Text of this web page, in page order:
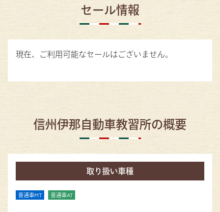
セール情報
現在、ご利用可能なセールはございません。
信州伊那自動車教習所の概要
取り扱い車種
普通車MT 普通車AT